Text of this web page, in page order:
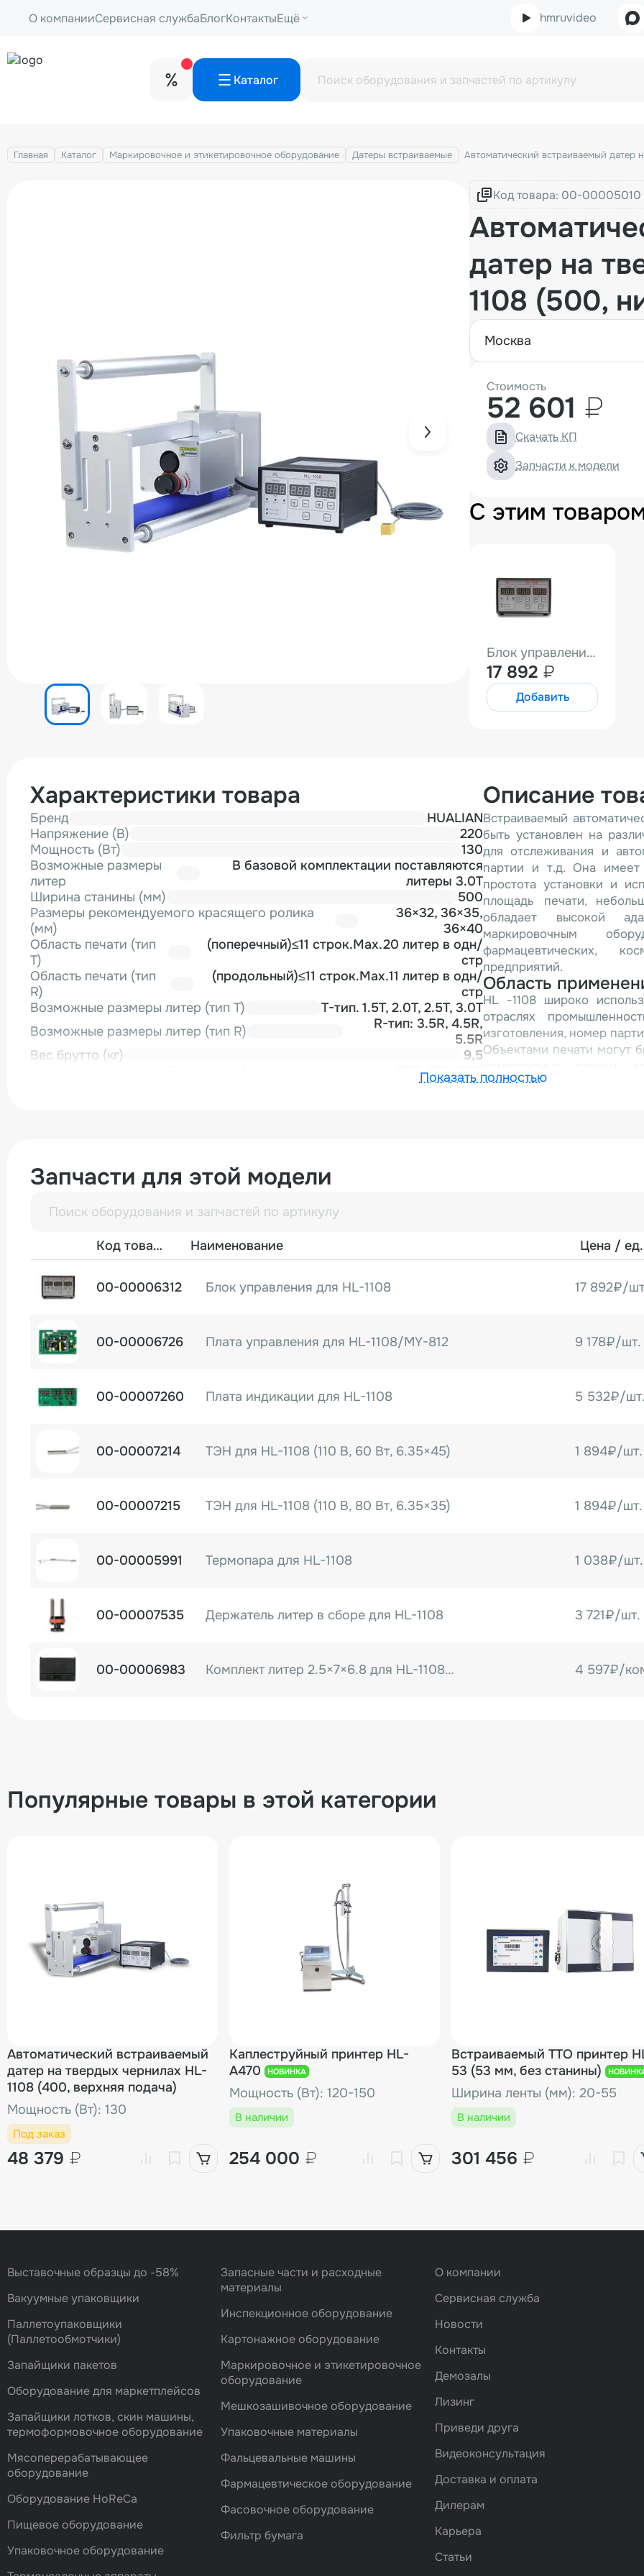
О компанииСервисная службаБлогКонтактыЕщё hmruvideo
Каталог
Главная Каталог Маркировочное и этикетировочное оборудование Датеры встраиваемые Автоматический встраиваемый датер
Код товара:
датер на
1108 (500,
москва
Стоимость
52 601 ₽
Скачать КП
Запчасти к модели
С этим
Блок управления для HL-1108
17 892 ₽
Добавить
Характеристики товара
Бренд
HUALIAN
Напряжение (В)
220
Мощность (Вт)
130
Возможные размеры
литер
В базовой комплектации поставляются
литеры 3.0T
Ширина станины (мм)
500
Размеры рекомендуемого красящего ролика
(мм)
36×32, 36×35,
36×40
Область печати (тип
T)
(поперечный)≤11 строк.Max.20 литер в одн/
стр
Область печати (тип
R)
(продольный)≤11 строк.Max.11 литер в одн/
стр
Возможные размеры литер (тип T)
T-тип. 1.5T, 2.0T, 2.5T, 3.0T
Возможные размеры литер (тип R)
R-тип: 3.5R, 4.5R,
5.5R
Вес брутто (кг)
9,5
550×220×330
Описание
Встраиваемый
быть установлен на
для отслеживания и
партии и т.д. Она имеет
простота установки и
площадь печати,
обладает высокой
маркировочным
фармацевтических,
предприятий.
Область
HL -1108 широко
отраслях
изготовления, номер
Объектами печати могут
бумага,
обеспечивают надежную
Принципы работы
Когда принтер получает
ролик с литерами. Во
резинового кольца и
Резиновое кольцо и
объектом печати и
Показать полностью
Запчасти для этой модели
Код товара Наименование Цена / ед.
00-00006312 Блок управления для HL-1108 17 892₽/
00-00006726 Плата управления для HL-1108/MY-812 9 178₽/шт.
00-00007260 Плата индикации для HL-1108 5 532₽/шт.
00-00007214 ТЭН для HL-1108 (110 В, 60 Вт, 6.35×45) 1 894₽/шт.
00-00007215 ТЭН для HL-1108 (110 В, 80 Вт, 6.35×35) 1 894₽/шт.
00-00005991 Термопара для HL-1108 1 038₽/шт.
00-00007535 Держатель литер в сборе для HL-1108 3 721₽/шт.
00-00006983 Комплект литер 2.5×7×6.8 для HL-1108 (T тип) 4 597₽/
Популярные товары в этой категории
Автоматический встраиваемый
датер на твердых чернилах HL-
1108 (400, верхняя подача)
Мощность (Вт): 130
Под заказ
48 379 ₽
Каплеструйный принтер HL-
A470
НОВИНКА
Мощность (Вт): 120-150
В наличии
254 000 ₽
Встраиваемый ТТО принтер
53 (53 мм, без станины)
Ширина ленты (мм): 20-55
В наличии
301 456 ₽
Выставочные образцы до -58%
Вакуумные упаковщики
Паллетоупаковщики
(Паллетообмотчики)
Запайщики пакетов
Оборудование для маркетплейсов
Запайщики лотков, скин машины,
термоформовочное оборудование
Мясоперерабатывающее
оборудование
Оборудование HoReCa
Пищевое оборудование
Упаковочное оборудование
Запасные части и расходные
материалы
Инспекционное оборудование
Картонажное оборудование
Маркировочное и этикетировочное
оборудование
Мешкозашивочное оборудование
Упаковочные материалы
Фальцевальные машины
Фармацевтическое оборудование
Фасовочноe оборудование
Фильтр бумага
О компании
Сервисная служба
Новости
Контакты
Демозалы
Лизинг
Приведи друга
Видеоконсультация
Доставка и оплата
Дилерам
Карьера
Статьи